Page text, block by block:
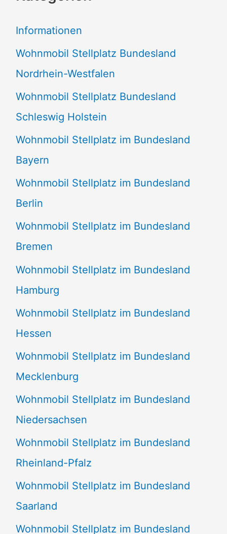
n
n
a
c
h
:
Informationen
Wohnmobil Stellplatz Bundesland
Nordrhein-Westfalen
Wohnmobil Stellplatz Bundesland
Schleswig Holstein
Wohnmobil Stellplatz im Bundesland
Bayern
Wohnmobil Stellplatz im Bundesland
Berlin
Wohnmobil Stellplatz im Bundesland
Bremen
Wohnmobil Stellplatz im Bundesland
Hamburg
Wohnmobil Stellplatz im Bundesland
Hessen
Wohnmobil Stellplatz im Bundesland
Mecklenburg
Wohnmobil Stellplatz im Bundesland
Niedersachsen
Wohnmobil Stellplatz im Bundesland
Rheinland-Pfalz
Wohnmobil Stellplatz im Bundesland
Saarland
Wohnmobil Stellplatz im Bundesland